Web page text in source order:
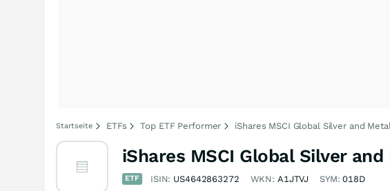
Startseite ETFs Top ETF Performer iShares MSCI Global Silver and
iShares MSCI Global Silver
ETF ISIN: US4642863272 WKN: A1JTVJ SYM:018D